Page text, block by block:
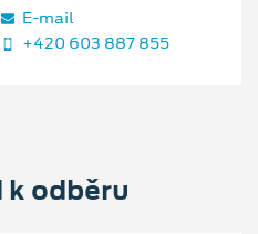
E‑mail
+420 603 887 855
k odběru